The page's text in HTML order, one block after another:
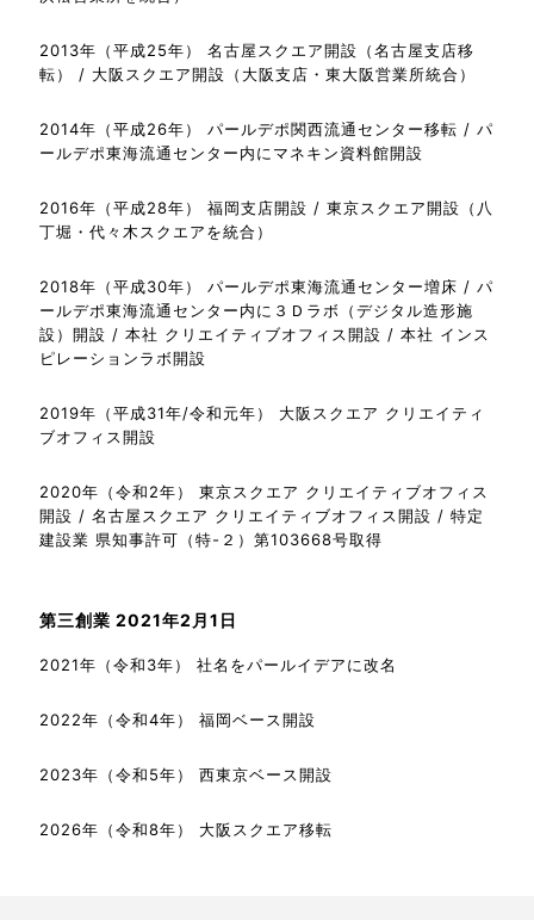
2013年（平成25年） 名古屋スクエア開設（名古屋支店移
転） / 大阪スクエア開設（大阪支店・東大阪営業所統合）
2014年（平成26年） パールデポ関西流通センター移転 / パ
ールデポ東海流通センター内にマネキン資料館開設
2016年（平成28年） 福岡支店開設 / 東京スクエア開設（八
丁堀・代々木スクエアを統合）
2018年（平成30年） パールデポ東海流通センター増床 / パ
ールデポ東海流通センター内に３Ｄラボ（デジタル造形施
設）開設 / 本社 クリエイティブオフィス開設 / 本社 インス
ピレーションラボ開設
2019年（平成31年/令和元年） 大阪スクエア クリエイティ
ブオフィス開設
2020年（令和2年） 東京スクエア クリエイティブオフィス
開設 / 名古屋スクエア クリエイティブオフィス開設 / 特定
建設業 県知事許可（特-２）第103668号取得
第三創業 2021年2月1日
2021年（令和3年） 社名をパールイデアに改名
2022年（令和4年） 福岡ベース開設
2023年（令和5年） 西東京ベース開設
2026年（令和8年） 大阪スクエア移転